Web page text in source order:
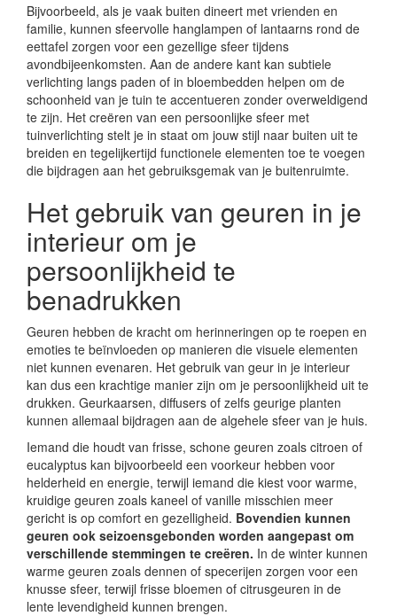
Bijvoorbeeld, als je vaak buiten dineert met vrienden en
familie, kunnen sfeervolle hanglampen of lantaarns rond de
eettafel zorgen voor een gezellige sfeer tijdens
avondbijeenkomsten. Aan de andere kant kan subtiele
verlichting langs paden of in bloembedden helpen om de
schoonheid van je tuin te accentueren zonder overweldigend
te zijn. Het creëren van een persoonlijke sfeer met
tuinverlichting stelt je in staat om jouw stijl naar buiten uit te
breiden en tegelijkertijd functionele elementen toe te voegen
die bijdragen aan het gebruiksgemak van je buitenruimte.
Het gebruik van geuren in je
interieur om je
persoonlijkheid te
benadrukken
Geuren hebben de kracht om herinneringen op te roepen en
emoties te beïnvloeden op manieren die visuele elementen
niet kunnen evenaren. Het gebruik van geur in je interieur
kan dus een krachtige manier zijn om je persoonlijkheid uit te
drukken. Geurkaarsen, diffusers of zelfs geurige planten
kunnen allemaal bijdragen aan de algehele sfeer van je huis.
Iemand die houdt van frisse, schone geuren zoals citroen of
eucalyptus kan bijvoorbeeld een voorkeur hebben voor
helderheid en energie, terwijl iemand die kiest voor warme,
kruidige geuren zoals kaneel of vanille misschien meer
gericht is op comfort en gezelligheid. Bovendien kunnen
geuren ook seizoensgebonden worden aangepast om
verschillende stemmingen te creëren. In de winter kunnen
warme geuren zoals dennen of specerijen zorgen voor een
knusse sfeer, terwijl frisse bloemen of citrusgeuren in de
lente levendigheid kunnen brengen.